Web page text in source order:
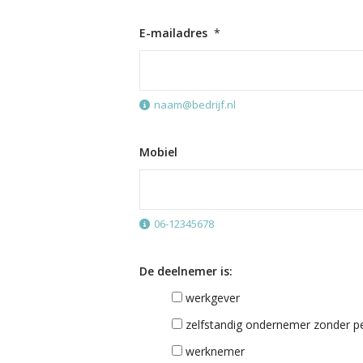
E-mailadres *
naam@bedrijf.nl
Mobiel
06-12345678
De deelnemer is:
werkgever
zelfstandig ondernemer zonder
werknemer